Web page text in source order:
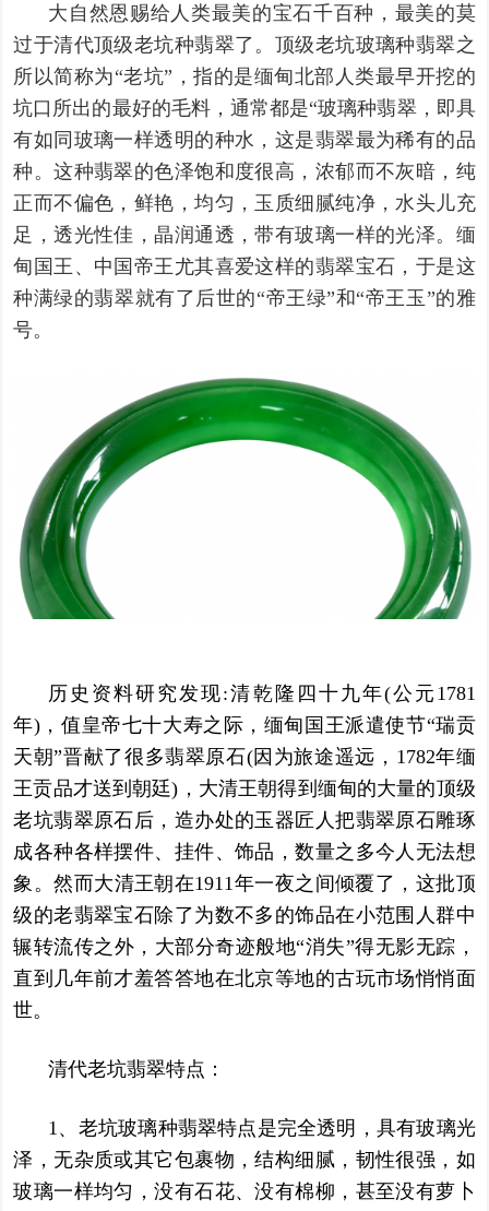
大自然恩赐给人类最美的宝石千百种，最美的莫
过于清代顶级老坑种翡翠了。顶级老坑玻璃种翡翠之
所以简称为“老坑”，指的是缅甸北部人类最早开挖的
坑口所出的最好的毛料，通常都是“玻璃种翡翠，即具
有如同玻璃一样透明的种水，这是翡翠最为稀有的品
种。这种翡翠的色泽饱和度很高，浓郁而不灰暗，纯
正而不偏色，鲜艳，均匀，玉质细腻纯净，水头儿充
足，透光性佳，晶润通透，带有玻璃一样的光泽。缅
甸国王、中国帝王尤其喜爱这样的翡翠宝石，于是这
种满绿的翡翠就有了后世的“帝王绿”和“帝王玉”的雅
号。
历史资料研究发现:清乾隆四十九年(公元1781
年)，值皇帝七十大寿之际，缅甸国王派遣使节“瑞贡
天朝”晋献了很多翡翠原石(因为旅途遥远，1782年缅
王贡品才送到朝廷)，大清王朝得到缅甸的大量的顶级
老坑翡翠原石后，造办处的玉器匠人把翡翠原石雕琢
成各种各样摆件、挂件、饰品，数量之多今人无法想
象。然而大清王朝在1911年一夜之间倾覆了，这批顶
级的老翡翠宝石除了为数不多的饰品在小范围人群中
辗转流传之外，大部分奇迹般地“消失”得无影无踪，
直到几年前才羞答答地在北京等地的古玩市场悄悄面
世。
清代老坑翡翠特点：
1、老坑玻璃种翡翠特点是完全透明，具有玻璃光
泽，无杂质或其它包裹物，结构细腻，韧性很强，如
玻璃一样均匀，没有石花、没有棉柳，甚至没有萝卜